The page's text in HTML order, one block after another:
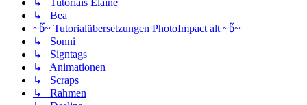
↳ Tutoriais Elaine
↳ Bea
~წ~ Tutorialübersetzungen PhotoImpact alt ~წ~
↳ Sonni
↳ Signtags
↳ Animationen
↳ Scraps
↳ Rahmen